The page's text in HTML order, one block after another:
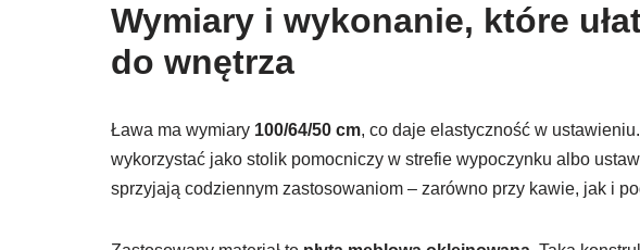
Wymiary i wykonanie, które
do wnętrza
Ława ma wymiary 100/64/50 cm, co daje elastyczność w
wykorzystać jako stolik pomocniczy w strefie wypoczynku albo
sprzyjają codziennym zastosowaniom – zarówno przy kawie, jak i